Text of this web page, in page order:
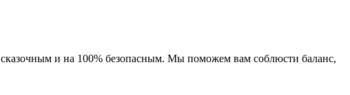
и на 100% безопасным. Мы поможем вам соблюсти баланс,